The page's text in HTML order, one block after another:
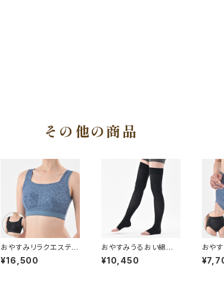
その他の商品
おやすみリラクエステ綿
混ブラ（Be-fit）
¥16,500
おやすみうるおい綿混
着圧ソックス(2足組)【一
般医療機器】（Be-fit）
¥10,450
おや
混ぬく
-fit）